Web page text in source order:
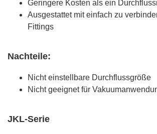
Geringere Kosten als ein
Ausgestattet mit einfach zu
Fittings
Nachteile:
Nicht einstellbare Durchflussgröße
Nicht geeignet für
JKL-Serie